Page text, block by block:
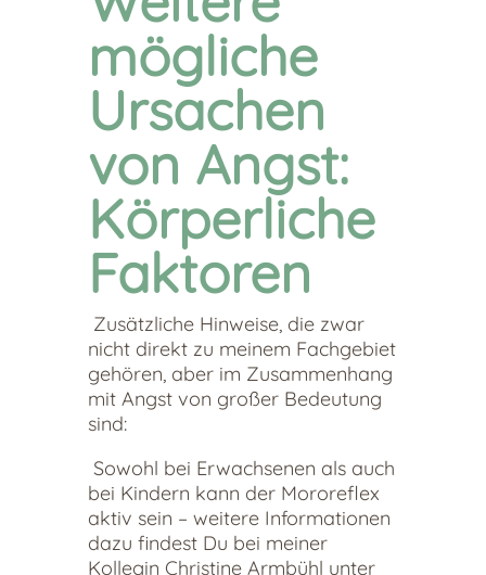
mögliche
Ursachen
von Angst:
Körperliche
Faktoren
Zusätzliche Hinweise, die zwar
nicht direkt zu meinem Fachgebiet
gehören, aber im Zusammenhang
mit Angst von großer Bedeutung
sind:
Sowohl bei Erwachsenen als auch
bei Kindern kann der Mororeflex
aktiv sein – weitere Informationen
dazu findest Du bei meiner
Kollegin Christine Armbühl unter